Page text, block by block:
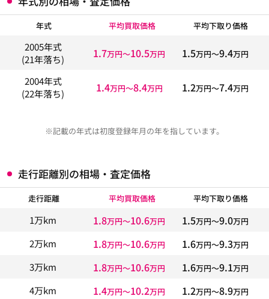
年式 平均買取価格 平均下取り価格
2005年式
(21年落ち)
1.7万円〜10.5万円 1.5万円〜9.4万円
2004年式
(22年落ち)
1.4万円〜8.4万円 1.2万円〜7.4万円
※記載の年式は初度登録年月の年を指しています。
走行距離別の相場・査定価格
走行距離 平均買取価格 平均下取り価格
1万km 1.8万円〜10.6万円 1.5万円〜9.0万円
2万km 1.8万円〜10.6万円 1.6万円〜9.3万円
3万km 1.8万円〜10.6万円 1.6万円〜9.1万円
4万km 1.4万円〜10.2万円 1.2万円〜8.9万円